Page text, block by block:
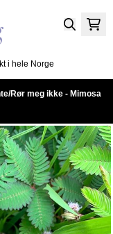
i hele Norge
Rør meg ikke - Mimosa